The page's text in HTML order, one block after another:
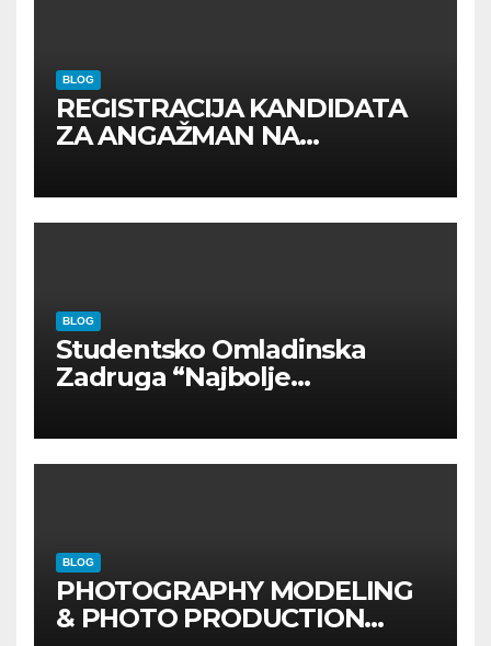
BLOG
REGISTRACIJA KANDIDATA
ZA ANGAŽMAN NA
BLOG
Studentsko Omladinska
Zadruga “Najbolje
BLOG
PHOTOGRAPHY MODELING
& PHOTO PRODUCTION